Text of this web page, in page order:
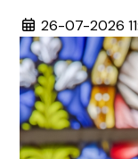
26-07-2026